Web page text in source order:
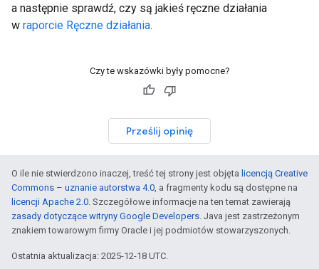
a następnie sprawdź, czy są jakieś ręczne działania
w raporcie Ręczne działania.
Czy te wskazówki były pomocne?
Prześlij opinię
O ile nie stwierdzono inaczej, treść tej strony jest objęta licencją Creative
Commons – uznanie autorstwa 4.0, a fragmenty kodu są dostępne na
licencji Apache 2.0. Szczegółowe informacje na ten temat zawierają
zasady dotyczące witryny Google Developers. Java jest zastrzeżonym
znakiem towarowym firmy Oracle i jej podmiotów stowarzyszonych.
Ostatnia aktualizacja: 2025-12-18 UTC.